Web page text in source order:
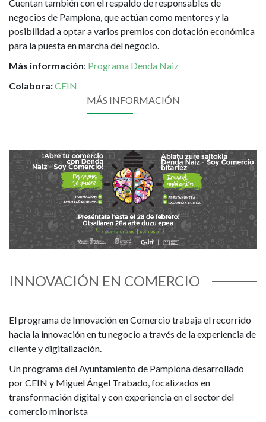
Cuentan también con el respaldo de responsables de
negocios de Pamplona, que actúan como mentores y la
posibilidad a optar a varios premios con dotación económica
para la puesta en marcha del negocio.
Más información: Programa Denda Naiz
Colabora:CEIN
MÁS INFORMACIÓN
INNOVACIÓN EN COMERCIO
El programa de Innovación en Comercio trabaja el recorrido
hacia la innovación en tu negocio a través de la experiencia de
cliente y digitalización.
Un programa del Ayuntamiento de Pamplona desarrollado
por CEIN y Miguel Ángel Trabado, focalizados en
transformación digital y con experiencia en el sector del
comercio minorista